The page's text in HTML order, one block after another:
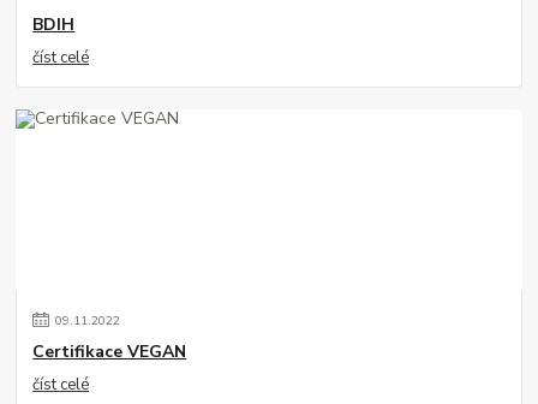
BDIH
číst celé
09.11.2022
Certifikace VEGAN
číst celé